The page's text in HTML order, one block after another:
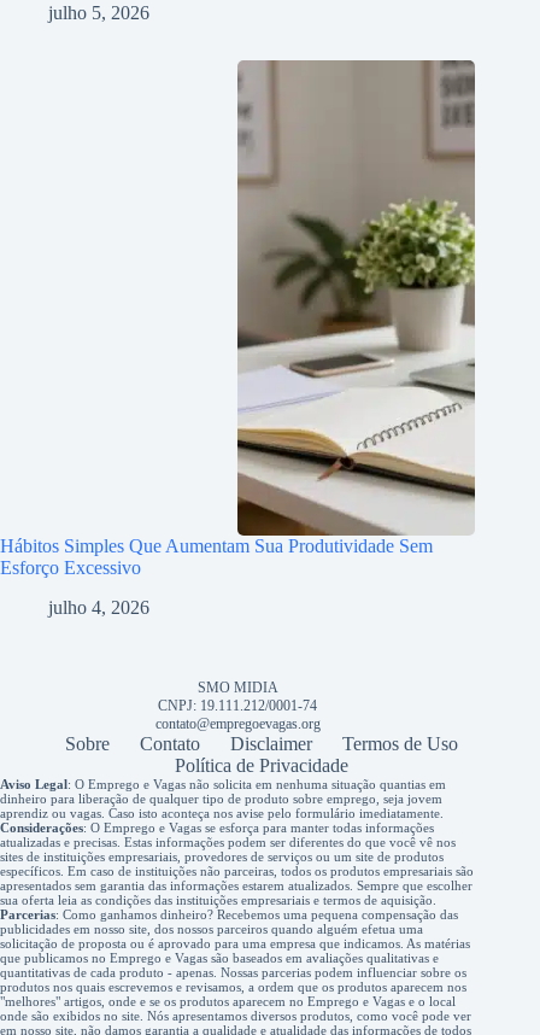
julho 5, 2026
Hábitos Simples Que Aumentam Sua Produtividade Sem
Esforço Excessivo
julho 4, 2026
SMO MIDIA
CNPJ: 19.111.212/0001-74
contato@empregoevagas.org
Sobre Contato Disclaimer
Termos de Uso
Política de Privacidade
Aviso Legal: O Emprego e Vagas não solicita em nenhuma situação quantias em
dinheiro para liberação de qualquer tipo de produto sobre emprego, seja jovem
aprendiz ou vagas. Caso isto aconteça nos avise pelo formulário imediatamente.
Considerações: O Emprego e Vagas se esforça para manter todas informações
atualizadas e precisas. Estas informações podem ser diferentes do que você vê nos
sites de instituições empresariais, provedores de serviços ou um site de produtos
específicos. Em caso de instituições não parceiras, todos os produtos empresariais são
apresentados sem garantia das informações estarem atualizados. Sempre que escolher
sua oferta leia as condições das instituições empresariais e termos de aquisição.
Parcerias: Como ganhamos dinheiro? Recebemos uma pequena compensação das
publicidades em nosso site, dos nossos parceiros quando alguém efetua uma
solicitação de proposta ou é aprovado para uma empresa que indicamos. As matérias
que publicamos no Emprego e Vagas são baseados em avaliações qualitativas e
quantitativas de cada produto - apenas. Nossas parcerias podem influenciar sobre os
produtos nos quais escrevemos e revisamos, a ordem que os produtos aparecem nos
"melhores" artigos, onde e se os produtos aparecem no Emprego e Vagas e o local
onde são exibidos no site. Nós apresentamos diversos produtos, como você pode ver
em nosso site, não damos garantia a qualidade e atualidade das informações de todos